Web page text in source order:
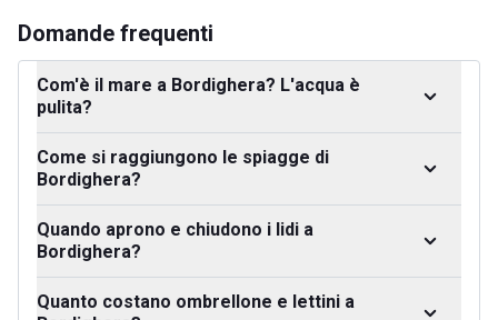
Domande frequenti
Com'è il mare a Bordighera? L'acqua è
pulita?
Come si raggiungono le spiagge di
Bordighera?
Quando aprono e chiudono i lidi a
Bordighera?
Quanto costano ombrellone e lettini a